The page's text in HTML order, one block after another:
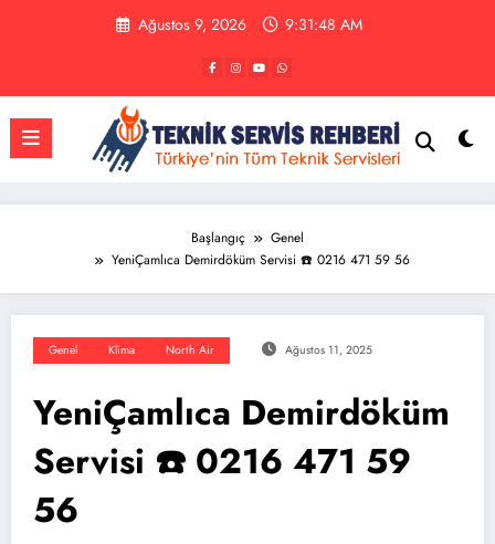
Ağustos 9, 2026 9:31:48 AM
Başlangıç
Genel
YeniÇamlıca Demirdöküm Servisi ☎️ 0216 471 59 56
Genel Klima North Air Ağustos 11, 2025
YeniÇamlıca Demirdöküm
Servisi ☎️ 0216 471 59
56